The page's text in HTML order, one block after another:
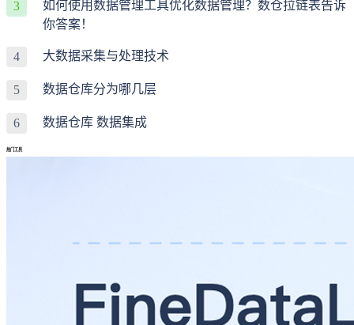
3
如何使用数据管理工具优化数据管理？数仓拉链表告诉
你答案！
4 大数据采集与处理技术
5 数据仓库分为哪几层
6 数据仓库 数据集成
热门工具